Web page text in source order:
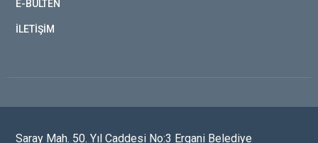
E-BULTEN
İLETİŞİM
Saray Mah. 50. Yıl Caddesi No:3 Ergani Belediye